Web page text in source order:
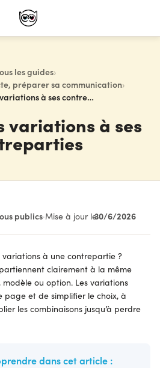
les guides›
préparer sa communication›
Ajouter des variations à ses contreparties
variations à ses
publics·Mise à jour le30/6/2026
à une contrepartie ?
clairement à la même
ou option. Les variations
page et de simplifier le choix, à
les combinaisons jusqu’à perdre
dans cet article :